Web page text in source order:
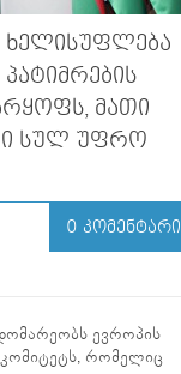
ᲮᲔᲚᲘᲡᲣᲤᲚᲔᲑᲐ
ᲛᲐᲗᲘ
ᲡᲣᲚ ᲣᲤᲠᲝ
0 ᲙᲝᲛᲔᲜᲢᲐᲠᲘ
ევროპის
რომელიც